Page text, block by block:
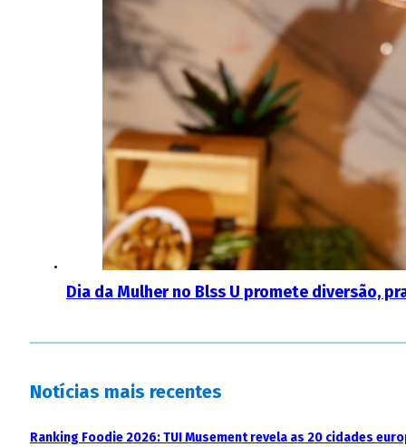
Dia da Mulher no Blss U promete diversão,
Notícias mais recentes
Ranking Foodie 2026: TUI Musement revela as 20 cidades